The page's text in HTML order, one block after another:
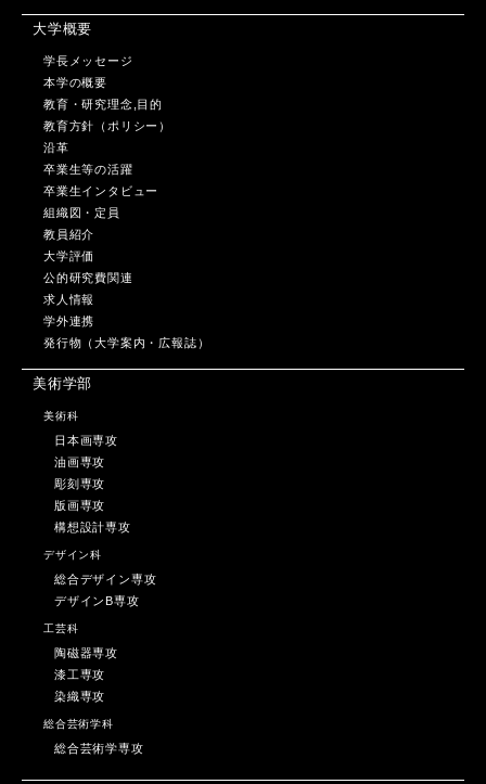
大学概要
学長メッセージ
本学の概要
教育・研究理念,目的
教育方針（ポリシー）
沿革
卒業生等の活躍
卒業生インタビュー
組織図・定員
教員紹介
大学評価
公的研究費関連
求人情報
学外連携
発行物（大学案内・広報誌）
美術学部
美術科
日本画専攻
油画専攻
彫刻専攻
版画専攻
構想設計専攻
デザイン科
総合デザイン専攻
デザインB専攻
工芸科
陶磁器専攻
漆工専攻
染織専攻
総合芸術学科
総合芸術学専攻